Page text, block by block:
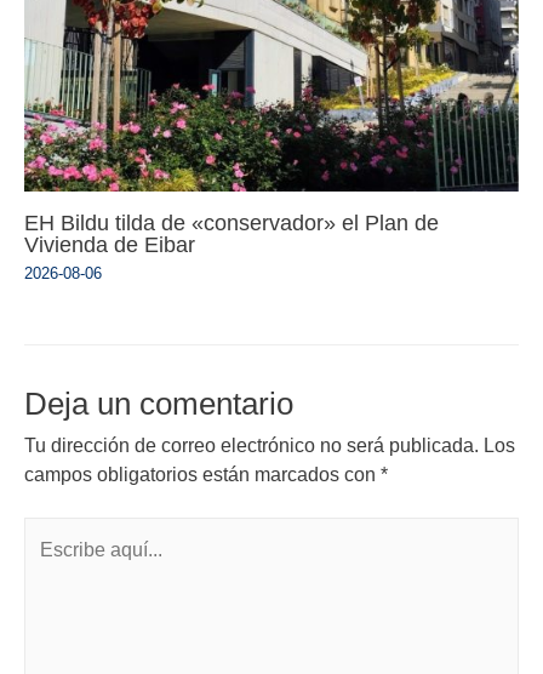
EH Bildu tilda de «conservador» el Plan de
Vivienda de Eibar
2026-08-06
Deja un comentario
Tu dirección de correo electrónico no será publicada. Los
campos obligatorios están marcados con *